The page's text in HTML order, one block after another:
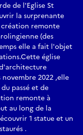
de l'Eglise St
la surprenante
création remonte
(des
elle a fait l'objet
église
2022 ,elle
passé et de
remonte à
au long de la
1 statue et un
.